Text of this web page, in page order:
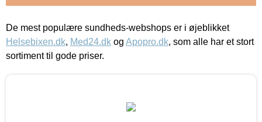
De mest populære sundheds-webshops er i øjeblikket
Helsebixen.dk, Med24.dk og Apopro.dk, som alle har et stort
sortiment til gode priser.